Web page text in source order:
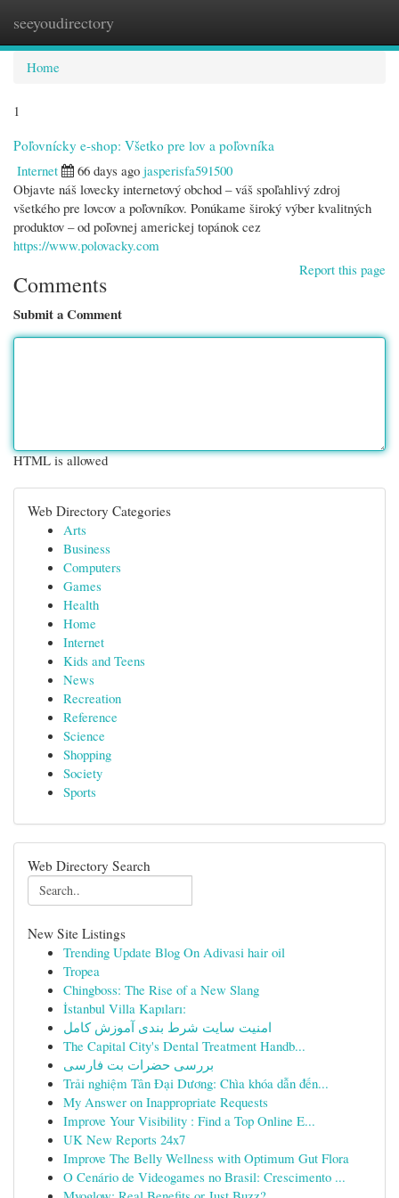
seeyoudirectory
Home
1
Poľovnícky e-shop: Všetko pre lov a poľovníka
Internet
66 days ago jasperisfa591500
Objavte náš lovecky internetový obchod – váš spoľahlivý zdroj
všetkého pre lovcov a poľovníkov. Ponúkame široký výber kvalitných
produktov – od poľovnej americkej topánok cez
https://www.polovacky.com
Report this page
Comments
Submit a Comment
HTML is allowed
Web Directory Categories
Arts
Business
Computers
Games
Health
Home
Internet
Kids and Teens
News
Recreation
Reference
Science
Shopping
Society
Sports
Web Directory Search
New Site Listings
Trending Update Blog On Adivasi hair oil
Tropea
Chingboss: The Rise of a New Slang
İstanbul Villa Kapıları:
امنیت سایت شرط بندی آموزش کامل
The Capital City's Dental Treatment Handb...
بررسی حضرات بت فارسی
Trải nghiệm Tân Đại Dương: Chìa khóa dẫn đến...
My Answer on Inappropriate Requests
Improve Your Visibility : Find a Top Online E...
UK New Reports 24x7
Improve The Belly Wellness with Optimum Gut Flora
O Cenário de Videogames no Brasil: Crescimento ...